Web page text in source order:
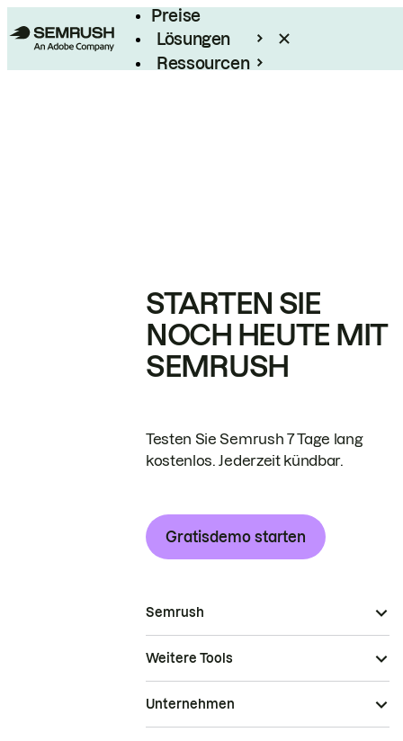
Preise
Lösungen
Ressourcen
STARTEN SIE
NOCH HEUTE MIT
SEMRUSH
Testen Sie Semrush 7 Tage lang
kostenlos. Jederzeit kündbar.
Gratisdemo starten
Semrush
Weitere Tools
Unternehmen